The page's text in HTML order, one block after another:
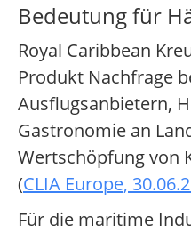
Bedeutung für
Royal Caribbean
Produkt Nachfrage
Ausflugsanbietern,
Gastronomie an
Wertschöpfung von
(CLIA Europe,
Für die maritime